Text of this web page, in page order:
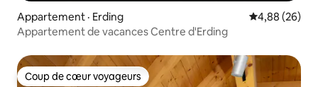
Appartement · Erding Note
4,88 (26)
Appartement de vacances Centre d'Erding
Coup de cœur voyageurs
Coup de cœur voyageurs